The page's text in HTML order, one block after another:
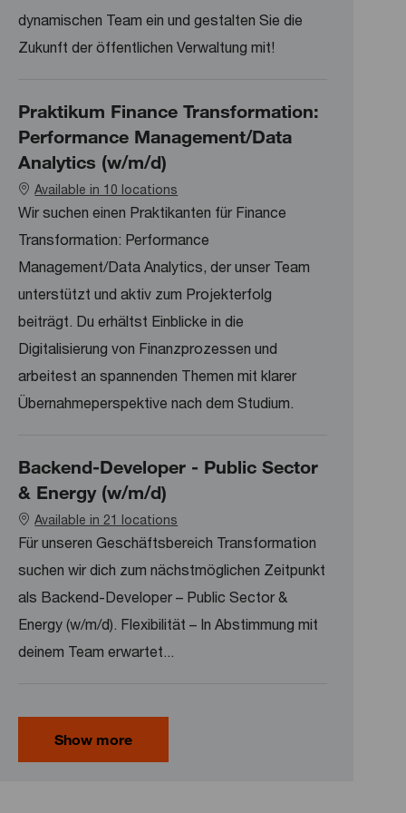
dynamischen Team ein und gestalten Sie die
Zukunft der öffentlichen Verwaltung mit!
Praktikum Finance Transformation:
Performance Management/Data
Analytics (w/m/d)
Available in 10 locations
Wir suchen einen Praktikanten für Finance
Transformation: Performance
Management/Data Analytics, der unser Team
unterstützt und aktiv zum Projekterfolg
beiträgt. Du erhältst Einblicke in die
Digitalisierung von Finanzprozessen und
arbeitest an spannenden Themen mit klarer
Übernahmeperspektive nach dem Studium.
Backend-Developer - Public Sector
& Energy (w/m/d)
Available in 21 locations
Für unseren Geschäftsbereich Transformation
suchen wir dich zum nächstmöglichen Zeitpunkt
als Backend-Developer – Public Sector &
Energy (w/m/d). Flexibilität – In Abstimmung mit
deinem Team erwartet...
Show more